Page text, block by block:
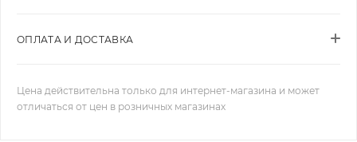
ОПЛАТА И ДОСТАВКА
Цена действительна только для интернет-магазина и может
отличаться от цен в розничных магазинах